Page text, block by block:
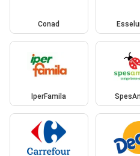
Conad
IperFamila